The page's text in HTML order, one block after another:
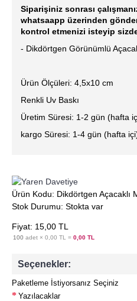
Siparişiniz sonrası
whatsaapp üzerinden
kontrol etmenizi isteyip
- Dikdörtgen Görünümlü
Ürün Ölçüleri: 4,5x10 cm
Renkli Uv Baskı
Üretim Süresi: 1-2 gün (hafta
kargo Süresi: 1-4 gün (hafta
Ürün Kodu: Dikdörtgen Açacaklı
Stok Durumu: Stokta var
Fiyat: 15,00 TL
100 adet × 0,00 TL = 0,00 TL
Seçenekler:
Paketleme İstiyorsanız Seçiniz
Yazılacaklar